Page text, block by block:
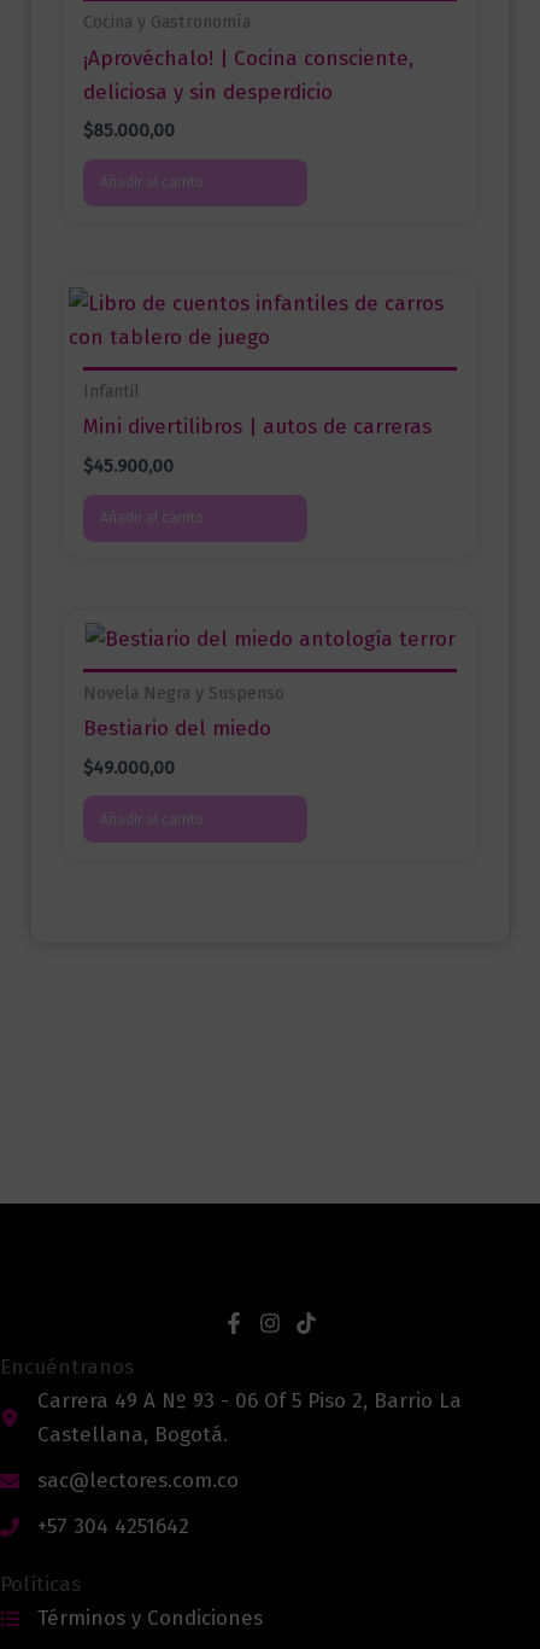
Cocina y Gastronomía
¡Aprovéchalo! | Cocina consciente,
deliciosa y sin desperdicio
$85.000,00
Añadir al carrito
Infantil
Mini divertilibros | autos de carreras
$45.900,00
Añadir al carrito
Novela Negra y Suspenso
Bestiario del miedo
$49.000,00
Añadir al carrito
Encuéntranos
Carrera 49 A Nº 93 - 06 Of 5 Piso 2, Barrio La
Castellana, Bogotá.
sac@lectores.com.co
+57 304 4251642
Políticas
Términos y Condiciones